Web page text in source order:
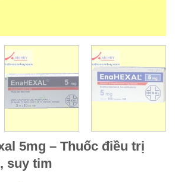
5mg – Thuốc điều trị
suy tim